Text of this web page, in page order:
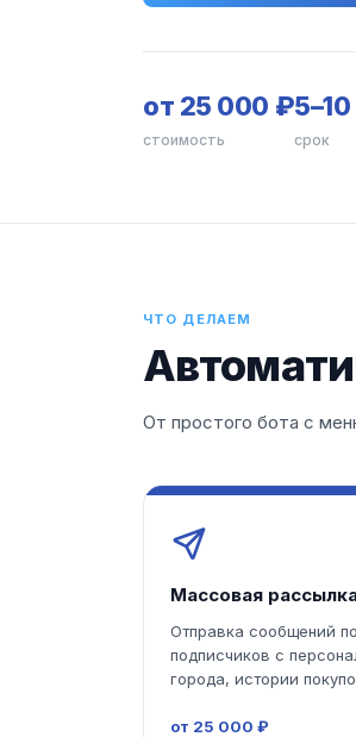
от 25 000 ₽
стоимость срок
ЧТО ДЕЛАЕМ
От простого бота с
Массовая
Отправка сообщений
подписчиков с
города, истории
от 25 000 ₽